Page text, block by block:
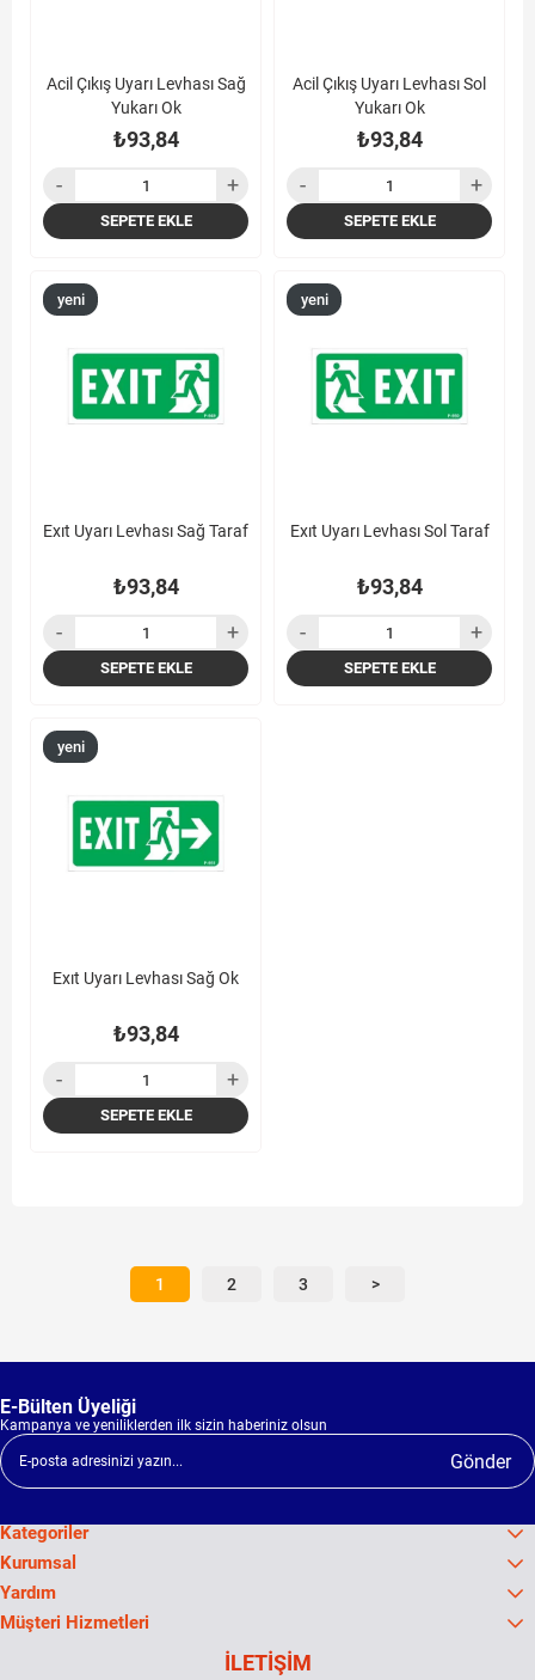
Acil Çıkış Uyarı Levhası Sağ
Yukarı Ok
₺93,84
SEPETE EKLE
Acil Çıkış Uyarı Levhası Sol
Yukarı Ok
₺93,84
SEPETE EKLE
Exıt Uyarı Levhası Sağ Taraf
₺93,84
yeni
SEPETE EKLE
Exıt Uyarı Levhası Sol Taraf
₺93,84
yeni
SEPETE EKLE
Exıt Uyarı Levhası Sağ Ok
₺93,84
yeni
SEPETE EKLE
1 2 3 >
E-Bülten Üyeliği
Kampanya ve yeniliklerden ilk sizin haberiniz olsun
Gönder
Kategoriler
Kurumsal
Yardım
Müşteri Hizmetleri
İLETİŞİM